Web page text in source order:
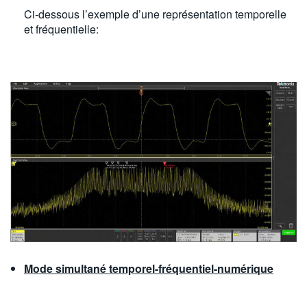
Ci-dessous l’exemple d’une représentation temporelle
et fréquentielle:
Mode simultané temporel-fréquentiel-numérique